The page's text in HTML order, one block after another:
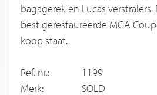
bagagerek en Lucas
best gerestaureerde MGA
koop staat.
Ref. nr.:
1199
Merk:
SOLD